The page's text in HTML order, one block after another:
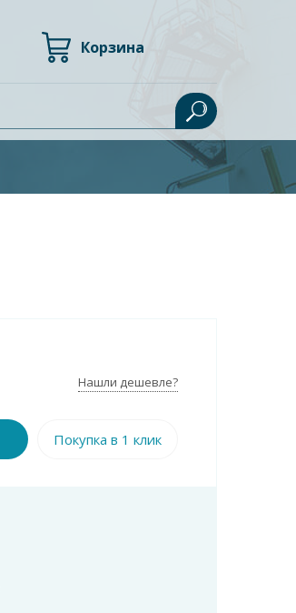
Корзина
Нашли дешевле?
Покупка в 1 клик